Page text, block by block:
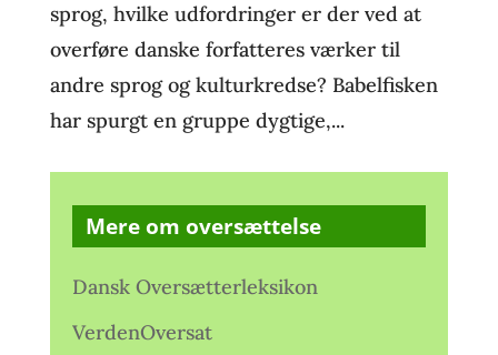
sprog, hvilke udfordringer er der ved at
overføre danske forfatteres værker til
andre sprog og kulturkredse? Babelfisken
har spurgt en gruppe dygtige,...
Mere om oversættelse
Dansk Oversætterleksikon
VerdenOversat